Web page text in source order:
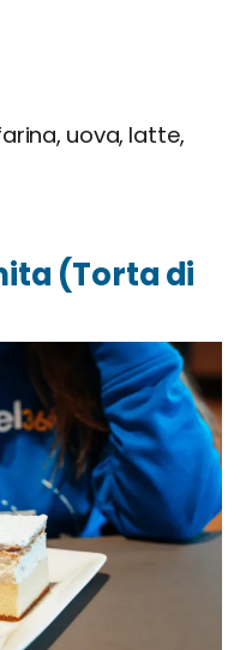
uova, latte,
(Torta di